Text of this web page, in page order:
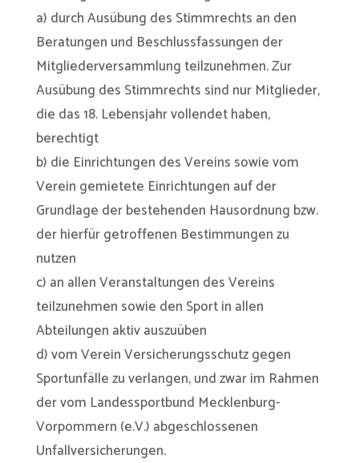
a) durch Ausübung des Stimmrechts an den
Beratungen und Beschlussfassungen der
Mitgliederversammlung teilzunehmen. Zur
Ausübung des Stimmrechts sind nur Mitglieder,
die das 18. Lebensjahr vollendet haben,
berechtigt
b) die Einrichtungen des Vereins sowie vom
Verein gemietete Einrichtungen auf der
Grundlage der bestehenden Hausordnung bzw.
der hierfür getroffenen Bestimmungen zu
nutzen
c) an allen Veranstaltungen des Vereins
teilzunehmen sowie den Sport in allen
Abteilungen aktiv auszuüben
d) vom Verein Versicherungsschutz gegen
Sportunfälle zu verlangen, und zwar im Rahmen
der vom Landessportbund Mecklenburg-
Vorpommern (e.V.) abgeschlossenen
Unfallversicherungen.